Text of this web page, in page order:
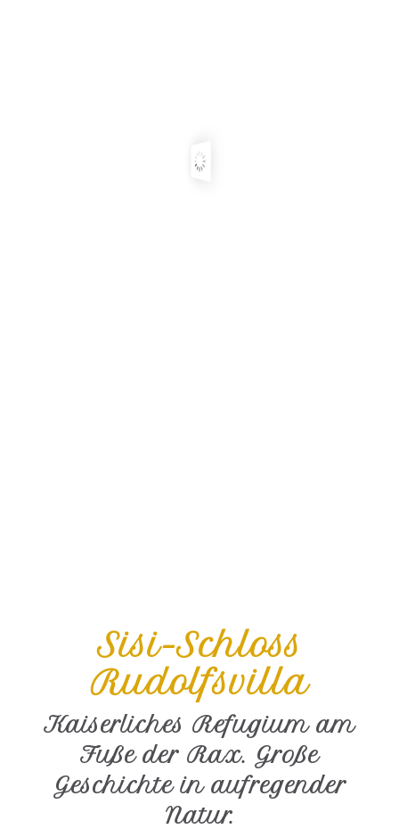
Sisi-Schloss
Rudolfsvilla
Kaiserliches Refugium am
Fuße der Rax. Große
Geschichte in aufregender
Natur.